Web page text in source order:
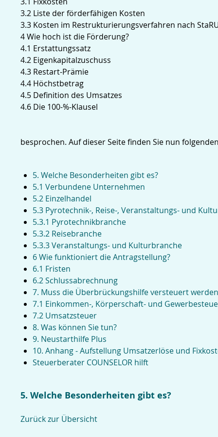
3.2 Liste der förderfähigen Kosten
3.3 Kosten im Restrukturierungsverfahren nach
4 Wie hoch ist die Förderung?
4.1 Erstattungssatz
4.2 Eigenkapitalzuschuss
4.3 Restart-Prämie
4.4 Höchstbetrag
4.5 Definition des Umsatzes
4.6 Die 100-%-Klausel
besprochen. Auf dieser Seite finden Sie nun folgenden
5. Welche Besonderheiten gibt es?
5.1 Verbundene Unternehmen
5.2 Einzelhandel
5.3 Pyrotechnik-, Reise-, Veranstaltungs- und
5.3.1 Pyrotechnikbranche
5.3.2 Reisebranche
5.3.3 Veranstaltungs- und Kulturbranche
6 Wie funktioniert die Antragstellung?
6.1 Fristen
6.2 Schlussabrechnung
7. Muss die Überbrückungshilfe versteuert
7.1 Einkommen-, Körperschaft- und
7.2 Umsatzsteuer
8. Was können Sie tun?
9. Neustarthilfe Plus
10. Anhang - Aufstellung Umsatzerlöse und
Steuerberater COUNSELOR hilft
5. Welche Besonderheiten gibt es?
Zurück zur Übersicht